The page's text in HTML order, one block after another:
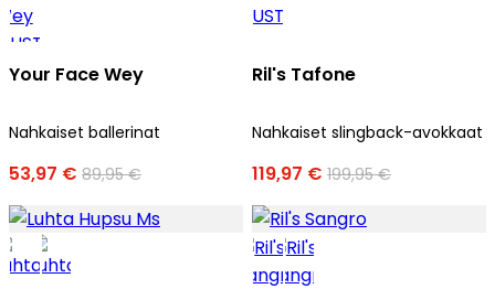
Your Face Wey
Nahkaiset ballerinat
53,97 € 89,95 €
Ril's Tafone
Nahkaiset slingback-avokkaat
119,97 € 199,95 €